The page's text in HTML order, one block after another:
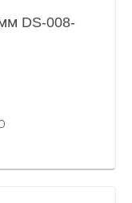
DS-008-